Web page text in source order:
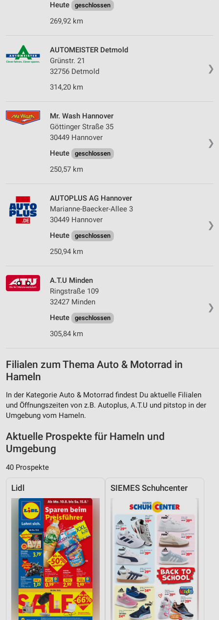
Heute
geschlossen
269,92 km
❯
AUTOMEISTER Detmold
Grünstr. 21
32756 Detmold
314,20 km
❯
Mr. Wash Hannover
Göttinger Straße 35
30449 Hannover
Heute
geschlossen
250,57 km
❯
AUTOPLUS AG Hannover
Marianne-Baecker-Allee 3
30449 Hannover
Heute
geschlossen
250,94 km
❯
A.T.U Minden
Ringstraße 109
32427 Minden
Heute
geschlossen
305,84 km
Filialen zum Thema Auto & Motorrad in
Hameln
In der Kategorie Auto & Motorrad findest Du aktuelle Filialen
und Öffnungszeiten von z.B. Autoplus, A.T.U und pitstop in der
Umgebung vom Hameln.
Aktuelle Prospekte für Hameln und
Umgebung
40 Prospekte
Lidl SIEMES Schuhcenter